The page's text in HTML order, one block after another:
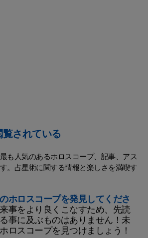
されている
も人気のあるホロスコープ、記事、アス
。占星術に関する情報と楽しさを満喫す
ホロスコープを発見してくださ
事をより良くこなすため、先読
事に及ぶものはありません！未
ロスコープを見つけましょう！